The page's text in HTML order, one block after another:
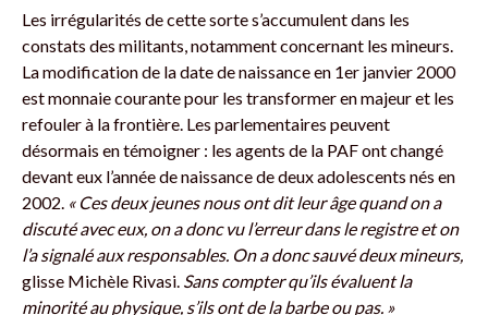
Les irrégularités de cette sorte s’accumulent dans les
constats des militants, notamment concernant les mineurs.
La modification de la date de naissance en 1er janvier 2000
est monnaie courante pour les transformer en majeur et les
refouler à la frontière. Les parlementaires peuvent
désormais en témoigner : les agents de la PAF ont changé
devant eux l’année de naissance de deux adolescents nés en
2002. « Ces deux jeunes nous ont dit leur âge quand on a
discuté avec eux, on a donc vu l’erreur dans le registre et on
l’a signalé aux responsables. On a donc sauvé deux mineurs,
glisse Michèle Rivasi. Sans compter qu’ils évaluent la
minorité au physique, s’ils ont de la barbe ou pas. »